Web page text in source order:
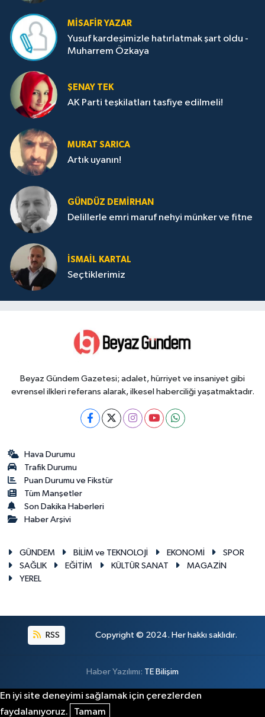
MISAFIR YAZAR
Yusuf kardeşimizle hatırlatmak şart oldu -
Muharrem Özkaya
ŞENAY TEK
AK Parti teşkilatları tasfiye edilmeli!
MURAT SARICA
Artık uyanın!
GÜNDÜZ DEMIRHAN
Delillerle emri maruf nehyi münker ve fitne
İSMAIL KARTAL
Seçtiklerimiz
Beyaz Gündem Gazetesi; adalet, hürriyet ve insaniyet gibi
evrensel ilkleri referans alarak, ilkesel haberciliği yaşatmaktadır.
Hava Durumu
Trafik Durumu
Puan Durumu ve Fikstür
Tüm Manşetler
Son Dakika Haberleri
Haber Arşivi
GÜNDEM BİLİM ve TEKNOLOJİ EKONOMİ
SPOR
SAĞLIK
EĞİTİM KÜLTÜR SANAT
MAGAZİN
YEREL
RSS Copyright © 2024. Her hakkı saklıdır.
Haber Yazılımı: TE Bilişim
En iyi site deneyimi sağlamak için çerezlerden
faydalanıyoruz.
Tamam